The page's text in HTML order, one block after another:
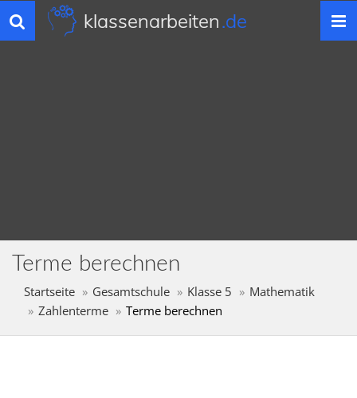
Toggle
navigation
klassenarbeiten.de
Terme berechnen
Startseite Gesamtschule Klasse 5
Mathematik
Zahlenterme
Terme berechnen